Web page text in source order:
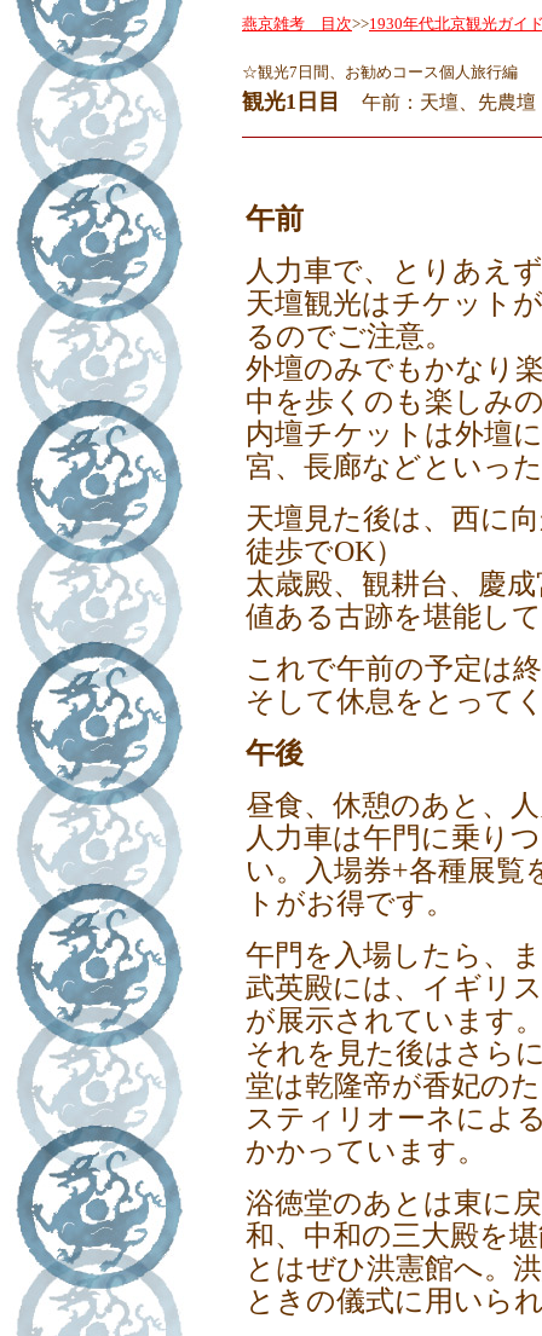
燕京雑考 目次>>1930年代北京観光ガイ
☆観光7日間、お勧めコース個人旅行編
観光1日目 午前：天壇、先農
午前
人力車で、とりあえ
天壇観光はチケット
るのでご注意。
外壇のみでもかなり
中を歩くのも楽しみ
内壇チケットは外壇
宮、長廊などといっ
天壇見た後は、西に
徒歩でOK）
太歳殿、観耕台、慶
値ある古跡を堪能し
これで午前の予定は
そして休息をとって
午後
昼食、休憩のあと、
人力車は午門に乗り
い。入場券+各種展
トがお得です。
午門を入場したら、
武英殿には、イギリ
が展示されています
それを見た後はさら
堂は乾隆帝が香妃の
スティリオーネによ
かかっています。
浴徳堂のあとは東に
和、中和の三大殿を
とはぜひ洪憲館へ。
ときの儀式に用いら